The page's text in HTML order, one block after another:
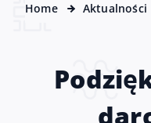
Home Aktualności